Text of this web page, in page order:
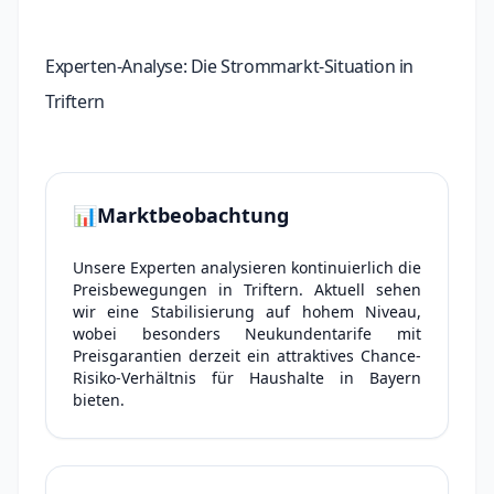
Experten-Analyse: Die Strommarkt-Situation in
Triftern
📊Marktbeobachtung
Unsere Experten analysieren kontinuierlich die
Preisbewegungen in Triftern. Aktuell sehen
wir eine Stabilisierung auf hohem Niveau,
wobei besonders Neukundentarife mit
Preisgarantien derzeit ein attraktives Chance-
Risiko-Verhältnis für Haushalte in Bayern
bieten.